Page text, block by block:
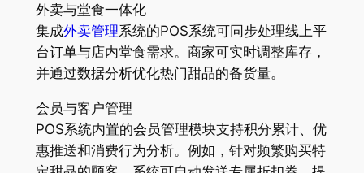
外卖与堂食一体化
集成外卖管理系统的POS系统可同步处理线上平
台订单与店内堂食需求。商家可实时调整库存，
并通过数据分析优化热门甜品的备货量。
会员与客户管理
POS系统内置的会员管理模块支持积分累计、优
惠推送和消费行为分析。例如，针对频繁购买特